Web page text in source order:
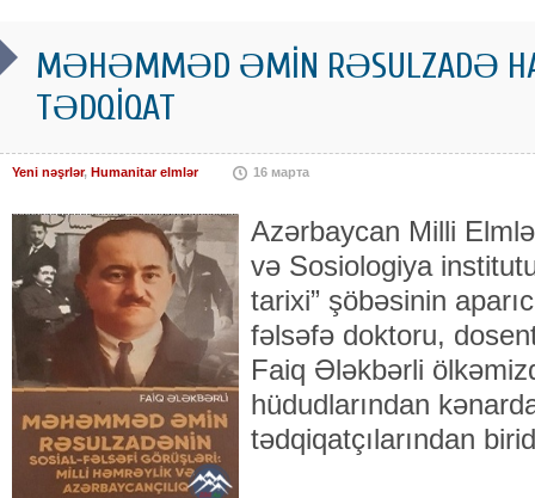
MƏHƏMMƏD ƏMİN RƏSULZADƏ
TƏDQİQAT
Yeni nəşrlər, Humanitar elmlər 16 марта
Azərbaycan Milli
və Sosiologiya
tarixi” şöbəsinin
fəlsəfə doktoru,
Faiq Ələkbərli
hüdudlarından
tədqiqatçılarından